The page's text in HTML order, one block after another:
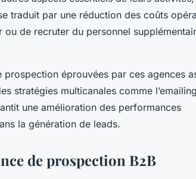
traduit par une réduction des coûts
ou de recruter du personnel
éprouvées par ces agences
stratégies multicanales comme
une amélioration des performances
la génération de leads.
de prospection B2B